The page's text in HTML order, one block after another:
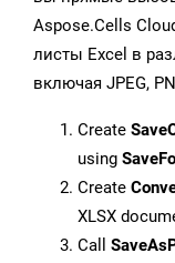
Aspose.Cells
листы Excel в
включая JPEG,
Create
using
Create
XLSX
Call